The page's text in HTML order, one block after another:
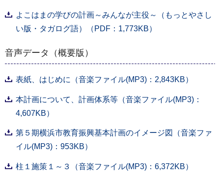
よこはまの学びの計画～みんなが主役～（もっとやさし
い版・タガログ語）（PDF：1,773KB）
音声データ（概要版）
表紙、はじめに（音楽ファイル(MP3)：2,843KB）
本計画について、計画体系等（音楽ファイル(MP3)：
4,607KB）
第５期横浜市教育振興基本計画のイメージ図（音楽ファ
イル(MP3)：953KB）
柱１施策１～３（音楽ファイル(MP3)：6,372KB）